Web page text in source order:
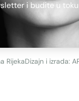
i budite u
RijekaDizajn i izrada: